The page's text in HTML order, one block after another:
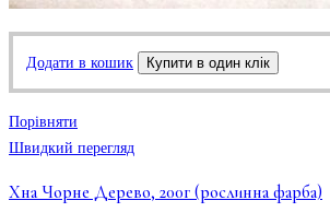
Додати в кошик Купити в один клік
Порівняти
Швидкий перегляд
Хна Чорне Дерево, 200г (рослинна фарба)